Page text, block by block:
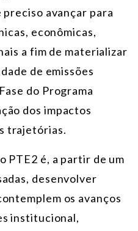
preciso avançar para
econômicas,
a fim de materializar
de emissões
do Programa
dos impactos
trajetórias.
PTE2 é, a partir de um
desenvolver
os avanços
institucional,